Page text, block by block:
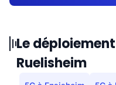
Le
Ruelisheim